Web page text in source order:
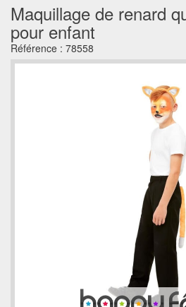
Maquillage de renard
pour enfant
Référence : 78558